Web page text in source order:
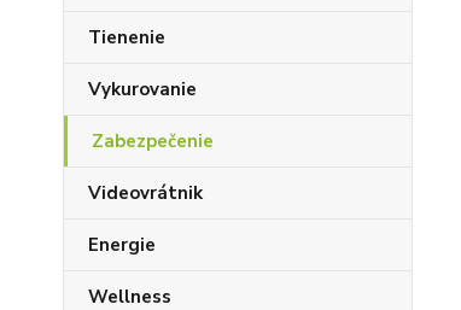
Tienenie
Vykurovanie
Zabezpečenie
Videovrátnik
Energie
Wellness